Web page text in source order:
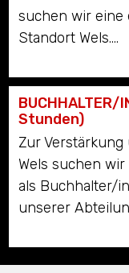
suchen wir eine
Standort Wels....
Stunden)
Zur Verstärkung
Wels suchen
als Buchhalter/
unserer